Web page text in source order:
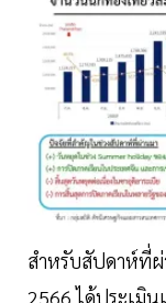
สำหรับสัปดาห์ที่ผ่
2566 ได้ประเมิ